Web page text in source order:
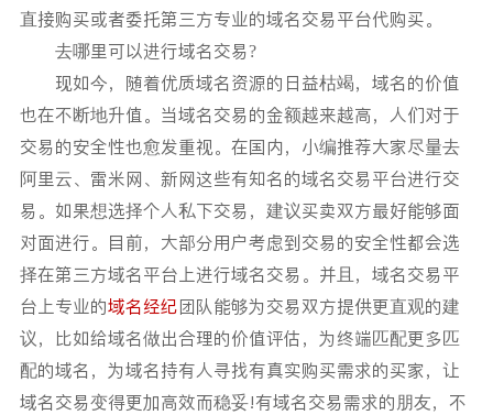
直接购买或者委托第三方专业的域名交易平台代购买。
去哪里可以进行域名交易?
现如今，随着优质域名资源的日益枯竭，域名的价值
也在不断地升值。当域名交易的金额越来越高，人们对于
交易的安全性也愈发重视。在国内，小编推荐大家尽量去
阿里云、雷米网、新网这些有知名的域名交易平台进行交
易。如果想选择个人私下交易，建议买卖双方最好能够面
对面进行。目前，大部分用户考虑到交易的安全性都会选
择在第三方域名平台上进行域名交易。并且，域名交易平
台上专业的域名经纪团队能够为交易双方提供更直观的建
议，比如给域名做出合理的价值评估，为终端匹配更多匹
配的域名，为域名持有人寻找有真实购买需求的买家，让
域名交易变得更加高效而稳妥!有域名交易需求的朋友，不